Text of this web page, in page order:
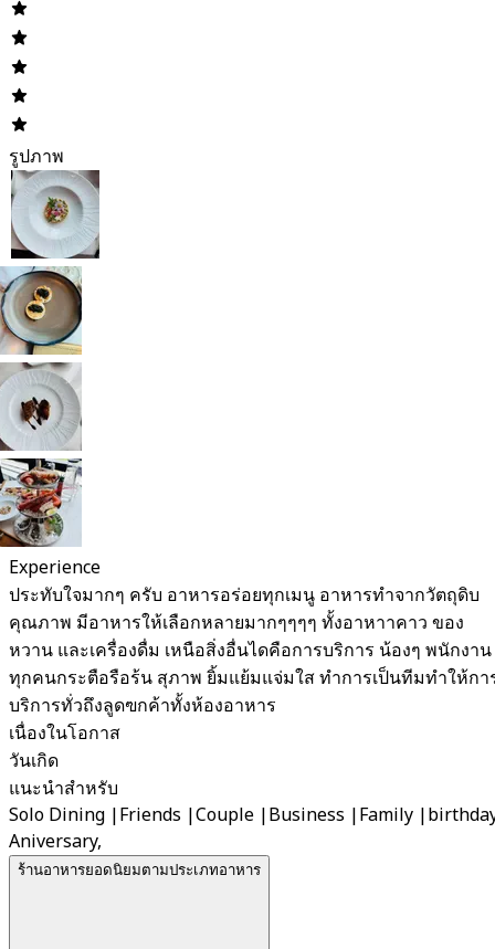
รูปภาพ
Experience
ประทับใจมากๆ ครับ อาหารอร่อยทุกเมนู อาหารทำจากวัตถุดิบ
คุณภาพ มีอาหารให้เลือกหลายมากๆๆๆๆ ทั้งอาหาาคาว ของ
หวาน และเครื่องดื่ม เหนือสิ่งอื่นไดคือการบริการ น้องๆ พนักงาน
ทุกคนกระตือรือร้น สุภาพ ยิ้มแย้มแจ่มใส ทำการเป็นทีมทำให้กา
บริการทั่วถึงลูดฃกค้าทั้งห้องอาหาร
เนื่องในโอกาส
วันเกิด
แนะนำสำหรับ
Solo Dining |Friends |Couple |Business |Family |
Aniversary,
ร้านอาหารยอดนิยมตามประเภทอาหาร